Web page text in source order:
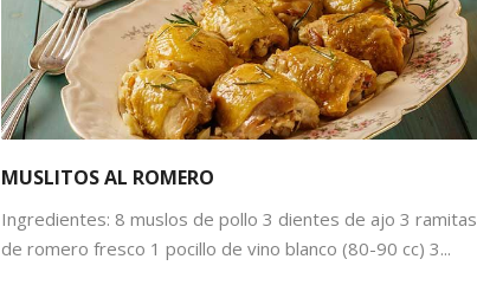
MUSLITOS AL ROMERO
Ingredientes: 8 muslos de pollo 3 dientes de ajo 3 ramitas
de romero fresco 1 pocillo de vino blanco (80-90 cc) 3...